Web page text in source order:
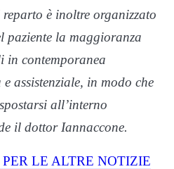
è inoltre organizzato
paziente la maggioranza
in contemporanea
assistenziale, in modo che
all’interno
il dottor Iannaccone.
LE ALTRE NOTIZIE